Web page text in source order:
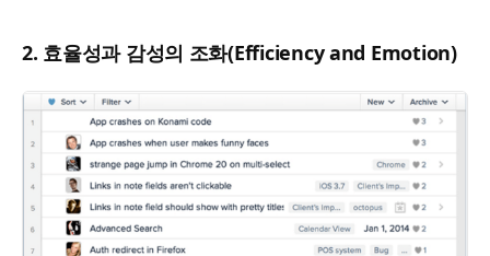
2. 효율성과 감성의 조화(Efficiency and Emotion)